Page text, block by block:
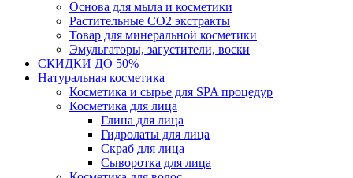
Основа для мыла и косметики
Растительные СО2 экстракты
Товар для минеральной косметики
Эмульгаторы, загустители, воски
СКИДКИ ДО 50%
Натуральная косметика
Косметика и сырье для SPA процедур
Косметика для лица
Глина для лица
Гидролаты для лица
Скраб для лица
Сыворотка для лица